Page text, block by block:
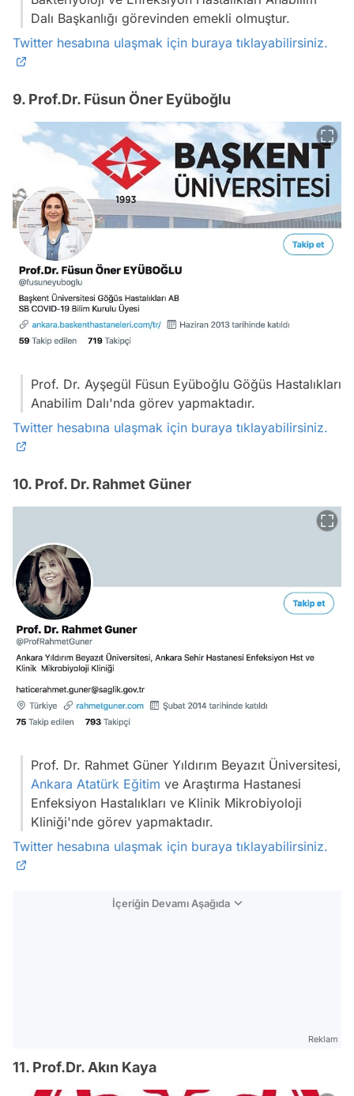
Dalı Başkanlığı görevinden emekli olmuştur.
Twitter hesabına ulaşmak için buraya tıklayabilirsiniz.
9. Prof.Dr. Füsun Öner Eyüboğlu
Prof. Dr. Ayşegül Füsun Eyüboğlu Göğüs Hastalıkları
Anabilim Dalı'nda görev yapmaktadır.
Twitter hesabına ulaşmak için buraya tıklayabilirsiniz.
10. Prof. Dr. Rahmet Güner
Prof. Dr. Rahmet Güner Yıldırım Beyazıt Üniversitesi,
Ankara Atatürk Eğitim ve Araştırma Hastanesi
Enfeksiyon Hastalıkları ve Klinik Mikrobiyoloji
Kliniği'nde görev yapmaktadır.
Twitter hesabına ulaşmak için buraya tıklayabilirsiniz.
İçeriğin Devamı Aşağıda
Reklam
11. Prof.Dr. Akın Kaya